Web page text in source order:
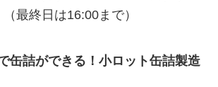
最終日は16:00まで）
缶詰ができる！小ロット缶詰製造